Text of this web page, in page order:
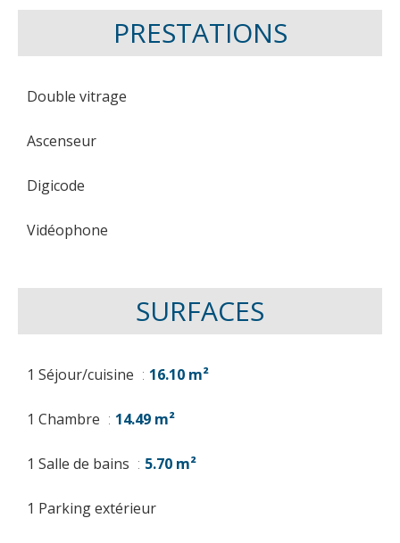
PRESTATIONS
Double vitrage
Ascenseur
Digicode
Vidéophone
SURFACES
1 Séjour/cuisine 16.10 m²
1 Chambre 14.49 m²
1 Salle de bains 5.70 m²
1 Parking extérieur